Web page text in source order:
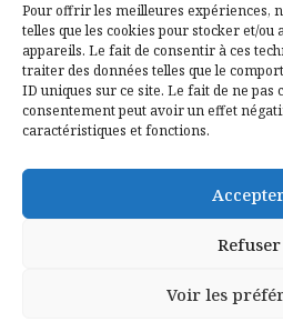
Pour offrir les meilleures expériences,
telles que les cookies pour stocker et/
appareils. Le fait de consentir à ces
traiter des données telles que le
ID uniques sur ce site. Le fait de ne
consentement peut avoir un effet
caractéristiques et fonctions.
Refuser
Voir les
Mentions légales
Politique de